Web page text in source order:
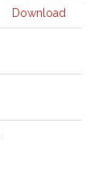
Download